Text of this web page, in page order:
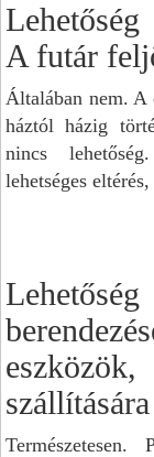
A futár
Általában nem. A
háztól házig
nincs
lehetséges
Természetesen.